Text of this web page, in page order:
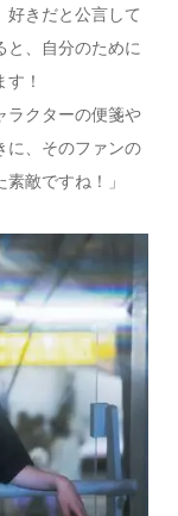
好きだと公言して
と、自分のために
！
ラクターの便箋や
に、そのファンの
敵ですね！」